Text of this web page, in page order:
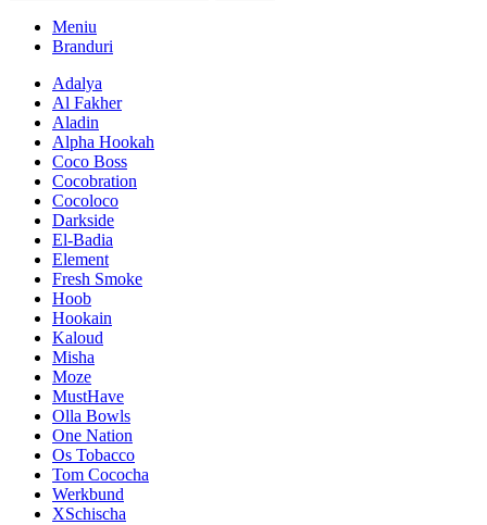
Meniu
Branduri
Adalya
Al Fakher
Aladin
Alpha Hookah
Coco Boss
Cocobration
Cocoloco
Darkside
El-Badia
Element
Fresh Smoke
Hoob
Hookain
Kaloud
Misha
Moze
MustHave
Olla Bowls
One Nation
Os Tobacco
Tom Cococha
Werkbund
XSchischa